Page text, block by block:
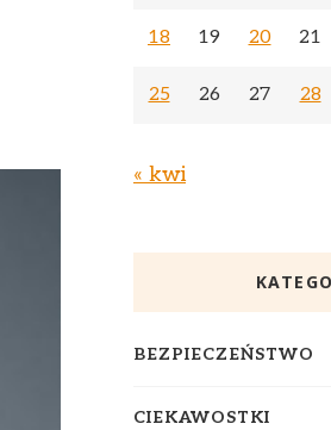
18 19 20 21
25 26 27 28
« kwi
BEZPIECZEŃSTWO
CIEKAWOSTKI